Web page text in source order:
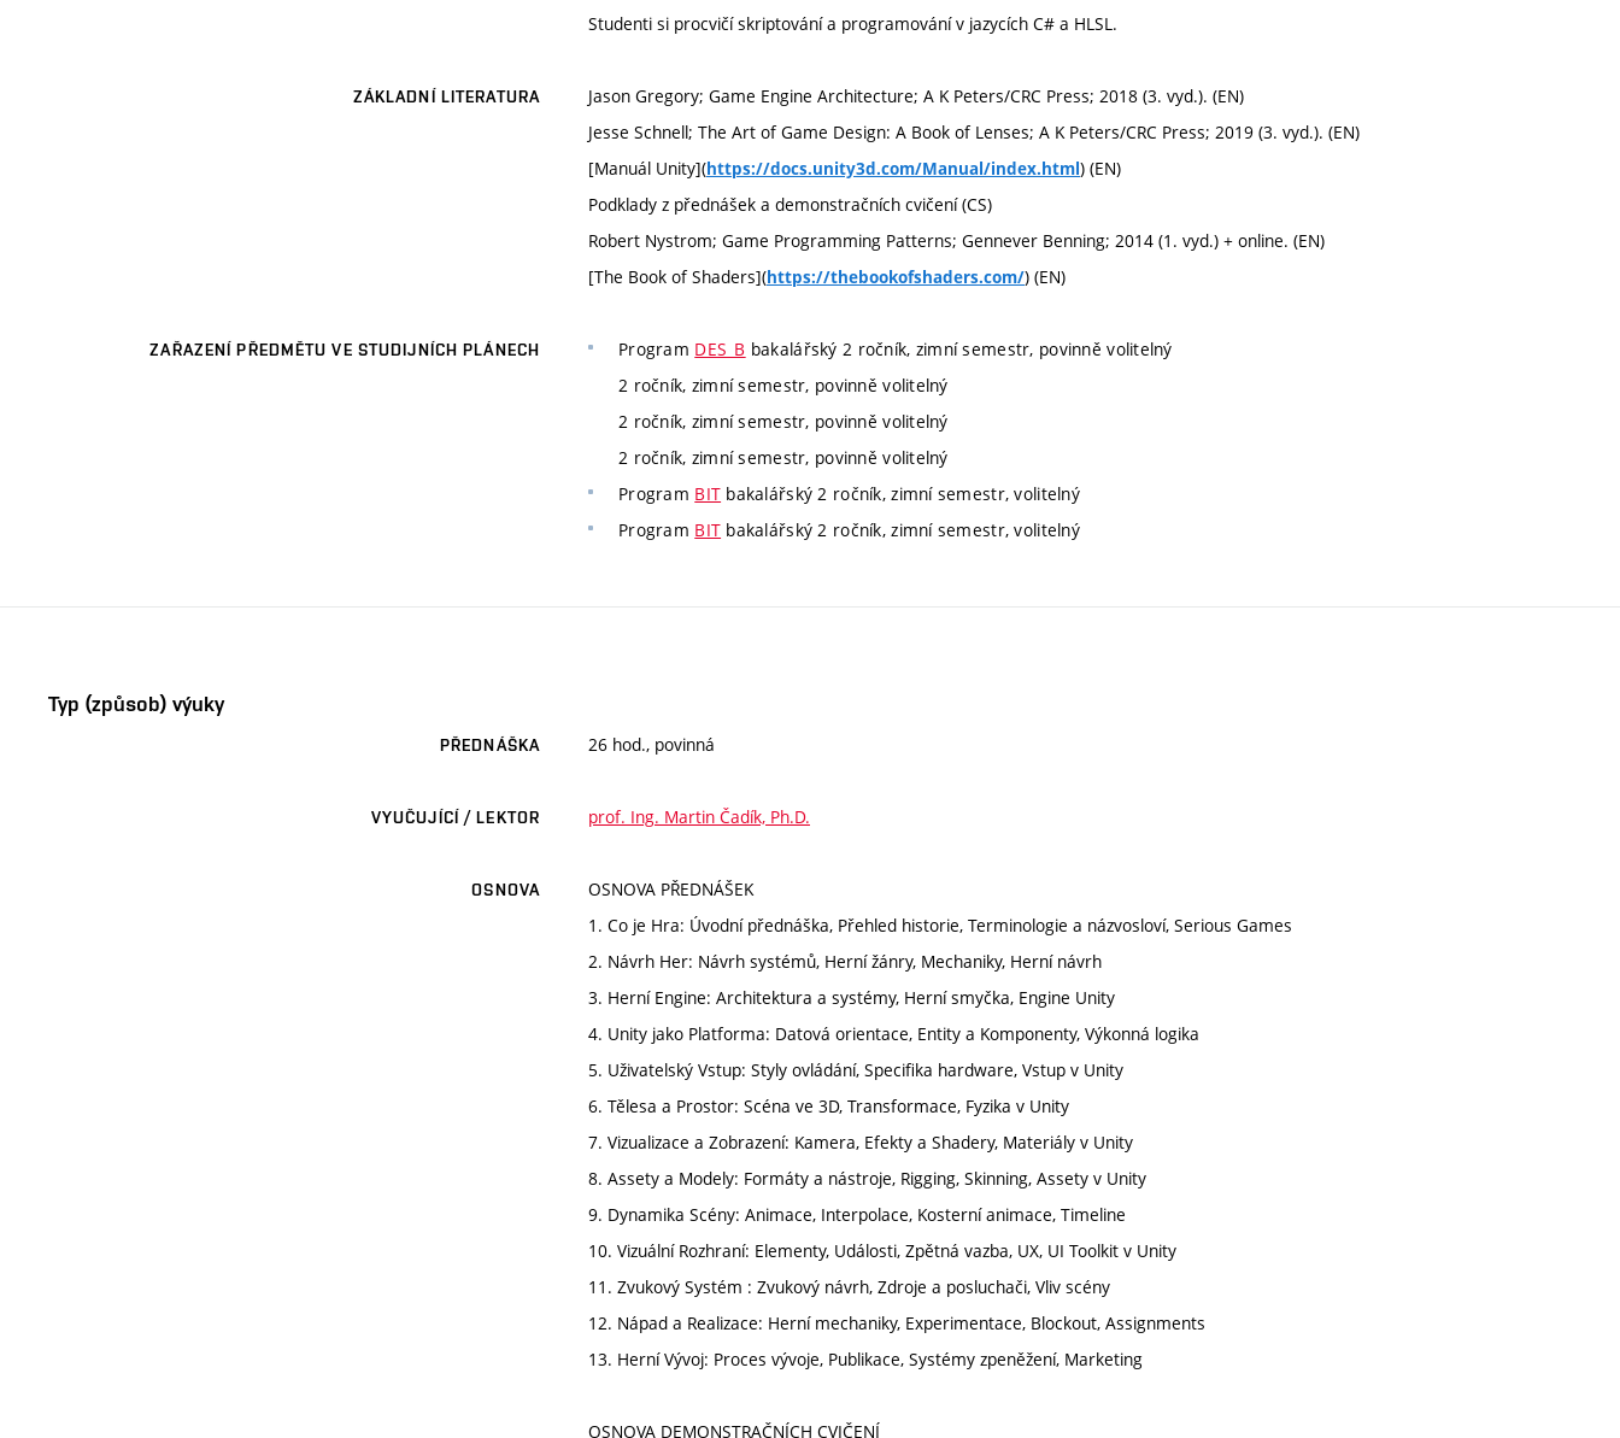
Studenti si procvičí skriptování a programování v jazycích C# a HLSL.
ZÁKLADNÍ LITERATURA
Jason Gregory; Game Engine Architecture; A K Peters/CRC Press; 2018 (3. vyd.). (EN)
Jesse Schnell; The Art of Game Design: A Book of Lenses; A K Peters/CRC Press; 2019 (3. vyd.). (EN)
[Manuál Unity](https://docs.unity3d.com/Manual/index.html) (EN)
Podklady z přednášek a demonstračních cvičení (CS)
Robert Nystrom; Game Programming Patterns; Gennever Benning; 2014 (1. vyd.) + online. (EN)
[The Book of Shaders](https://thebookofshaders.com/) (EN)
ZAŘAZENÍ PŘEDMĚTU VE STUDIJNÍCH PLÁNECH Program DES_B bakalářský 2 ročník, zimní semestr, povinně volitelný
2 ročník, zimní semestr, povinně volitelný
2 ročník, zimní semestr, povinně volitelný
2 ročník, zimní semestr, povinně volitelný
Program BIT bakalářský 2 ročník, zimní semestr, volitelný
Program BIT bakalářský 2 ročník, zimní semestr, volitelný
Typ (způsob) výuky
PŘEDNÁŠKA 26 hod., povinná
VYUČUJÍCÍ / LEKTOR prof. Ing. Martin Čadík, Ph.D.
OSNOVA
OSNOVA PŘEDNÁŠEK
1. Co je Hra: Úvodní přednáška, Přehled historie, Terminologie a názvosloví, Serious Games
2. Návrh Her: Návrh systémů, Herní žánry, Mechaniky, Herní návrh
3. Herní Engine: Architektura a systémy, Herní smyčka, Engine Unity
4. Unity jako Platforma: Datová orientace, Entity a Komponenty, Výkonná logika
5. Uživatelský Vstup: Styly ovládání, Specifika hardware, Vstup v Unity
6. Tělesa a Prostor: Scéna ve 3D, Transformace, Fyzika v Unity
7. Vizualizace a Zobrazení: Kamera, Efekty a Shadery, Materiály v Unity
8. Assety a Modely: Formáty a nástroje, Rigging, Skinning, Assety v Unity
9. Dynamika Scény: Animace, Interpolace, Kosterní animace, Timeline
10. Vizuální Rozhraní: Elementy, Události, Zpětná vazba, UX, UI Toolkit v Unity
11. Zvukový Systém : Zvukový návrh, Zdroje a posluchači, Vliv scény
12. Nápad a Realizace: Herní mechaniky, Experimentace, Blockout, Assignments
13. Herní Vývoj: Proces vývoje, Publikace, Systémy zpeněžení, Marketing
OSNOVA DEMONSTRAČNÍCH CVIČENÍ